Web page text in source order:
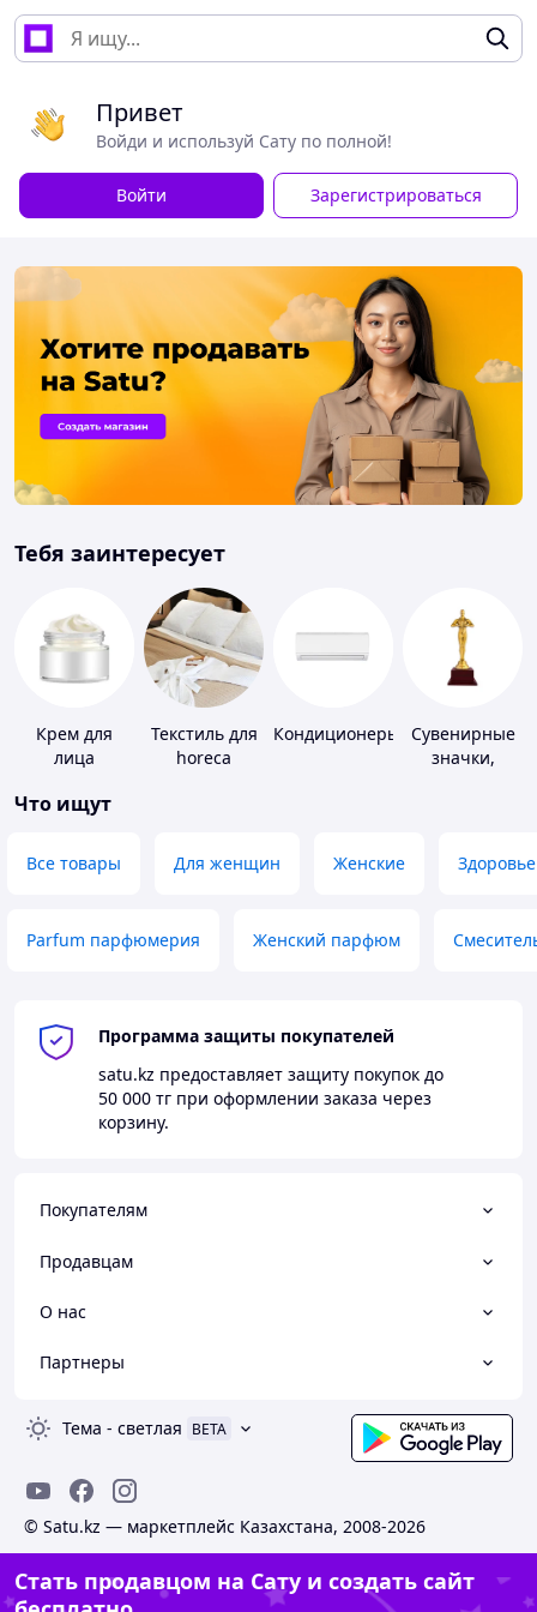
Привет
Войди и используй Сату по полной!
Войти Зарегистрироваться
Тебя заинтересует
Крем для
лица
Текстиль для
horeca
Кондиционеры
Сувенирные
значки,
Что ищут
Все товары Для женщин Женские Здоровье
Parfum парфюмерия Женский парфюм
Программа защиты покупателей
satu.kz предоставляет защиту покупок до
50 000 тг при оформлении заказа через
корзину.
Покупателям
Продавцам
О нас
Партнеры
Тема - светлая BETA
© Satu.kz — маркетплейс Казахстана, 2008-2026
Стать продавцом на Сату и создать сайт